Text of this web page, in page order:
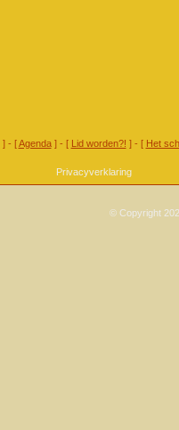
] - [Agenda] - [ Lid worden?! ] - [ Het
Privacyverklaring
© Copyright